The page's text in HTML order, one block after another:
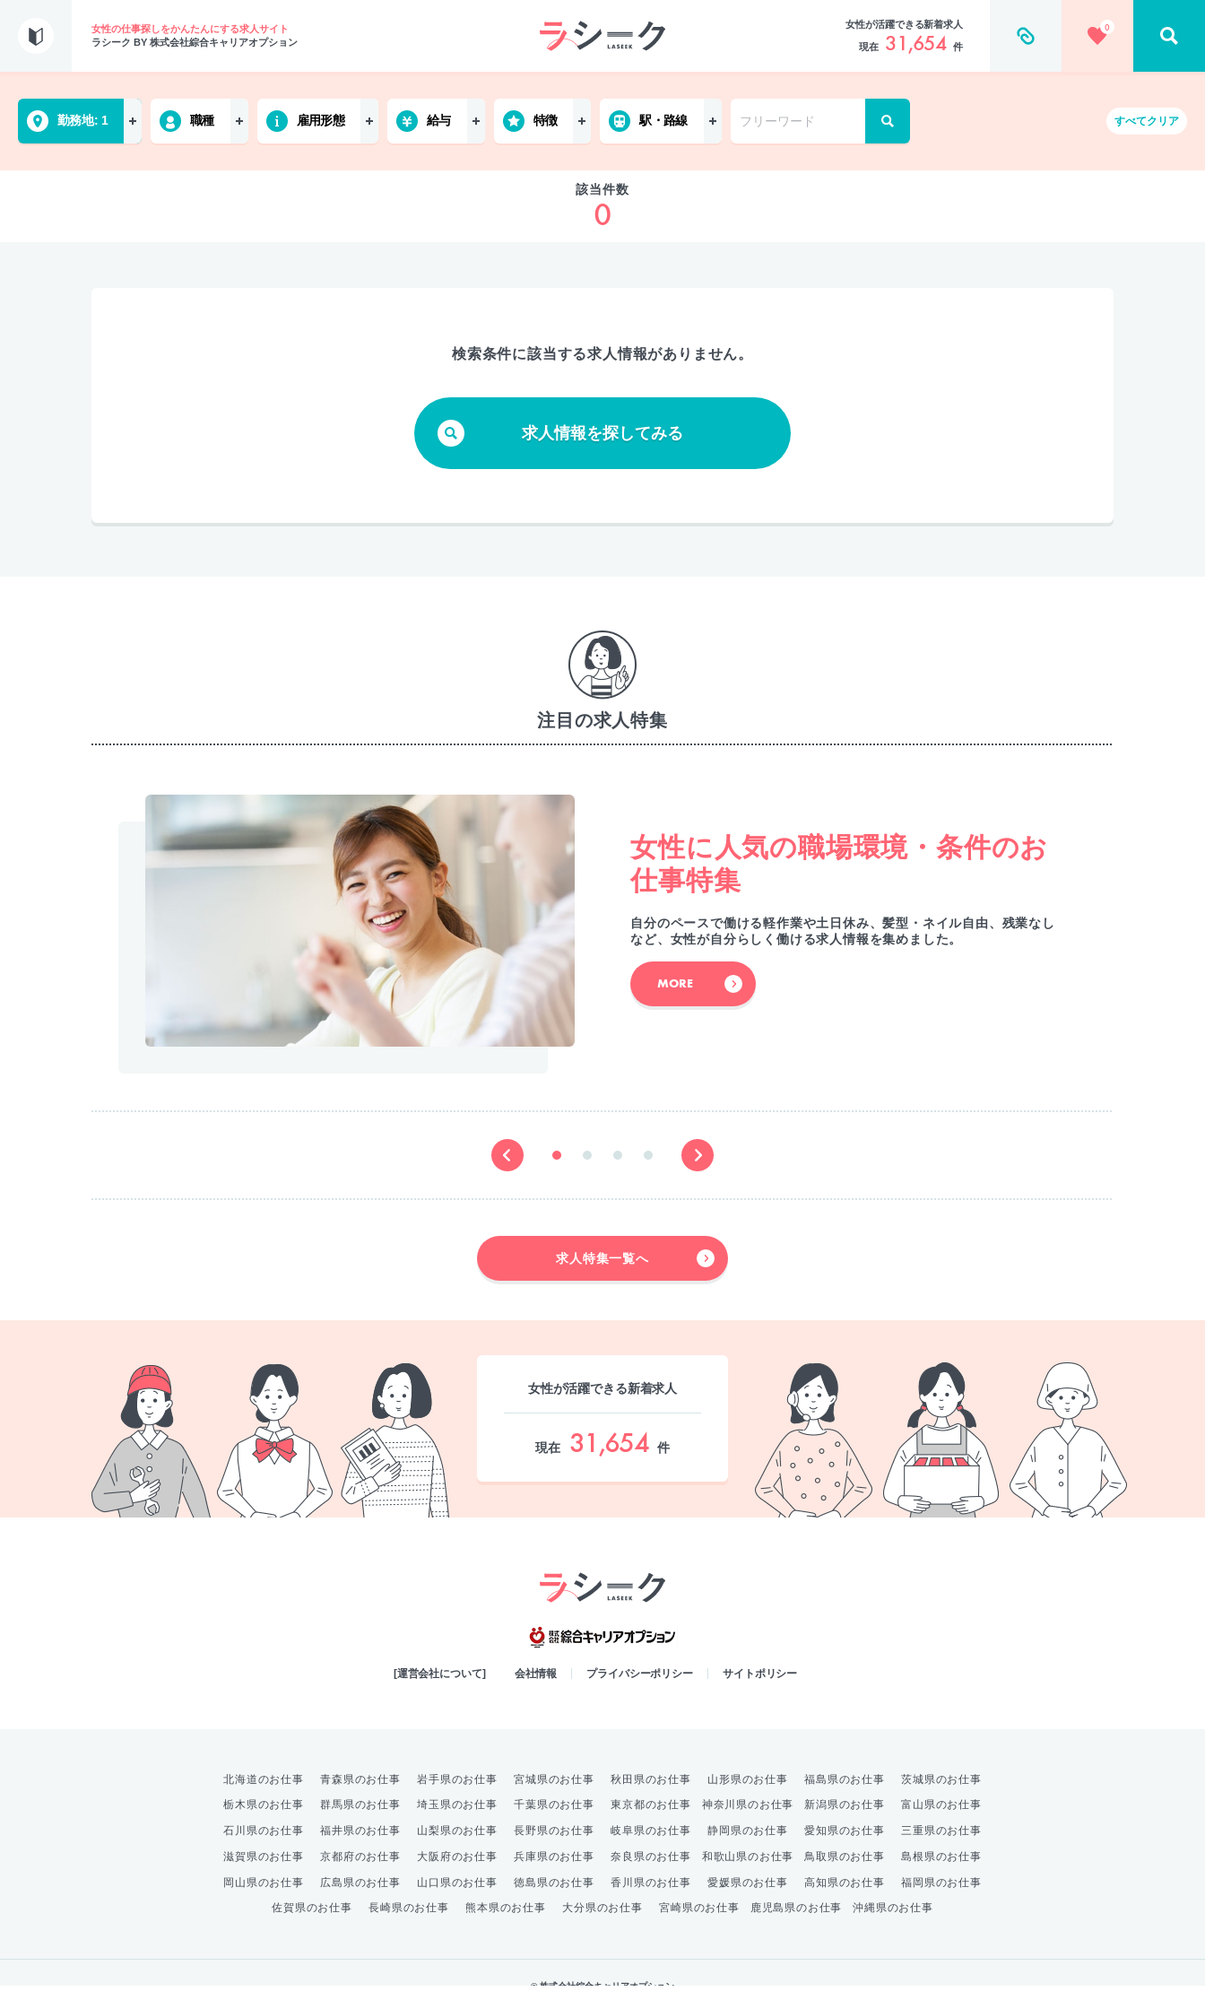
女性の仕事探しをかんたんにする求人サイト
ラシーク BY 株式会社綜合キャリアオプション
女性が活躍できる新着求人
現在 31,654 件
0
勤務地 1 職種 雇用形態 給与 特徴 駅・路線 すべてクリア
該当件数
0
検索条件に該当する求人情報がありません。
求人情報を探してみる
注目の求人特集
女性に人気の職場環境・条件のお
仕事特集
自分のペースで働ける軽作業や土日休み、髪型・ネイル自由、残業なし
など、女性が自分らしく働ける求人情報を集めました。
MORE
求人特集一覧へ
女性が活躍できる新着求人
現在 31,654 件
[運営会社について] 会社情報 プライバシーポリシー サイトポリシー
北海道のお仕事 青森県のお仕事 岩手県のお仕事 宮城県のお仕事 秋田県のお仕事 山形県のお仕事 福島県のお仕事 茨城県のお仕事
栃木県のお仕事 群馬県のお仕事 埼玉県のお仕事 千葉県のお仕事 東京都のお仕事 神奈川県のお仕事 新潟県のお仕事 富山県のお仕事
石川県のお仕事 福井県のお仕事 山梨県のお仕事 長野県のお仕事 岐阜県のお仕事 静岡県のお仕事 愛知県のお仕事 三重県のお仕事
滋賀県のお仕事 京都府のお仕事 大阪府のお仕事 兵庫県のお仕事 奈良県のお仕事 和歌山県のお仕事 鳥取県のお仕事 島根県のお仕事
岡山県のお仕事 広島県のお仕事 山口県のお仕事 徳島県のお仕事 香川県のお仕事 愛媛県のお仕事 高知県のお仕事 福岡県のお仕事
佐賀県のお仕事 長崎県のお仕事 熊本県のお仕事 大分県のお仕事 宮崎県のお仕事 鹿児島県のお仕事 沖縄県のお仕事
© 株式会社綜合キャリアオプション